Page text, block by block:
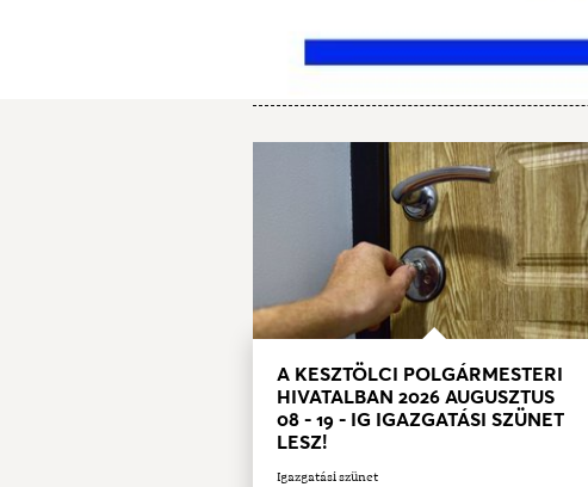
A KESZTÖLCI POLGÁRMESTERI
HIVATALBAN 2026 AUGUSZTUS
08 - 19 - IG IGAZGATÁSI SZÜNET
LESZ!
Igazgatási szünet